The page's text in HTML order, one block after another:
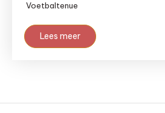
Voetbaltenue
Lees meer